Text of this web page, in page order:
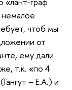
немалое
чтоб мы
от
ему дали
т.к. «по 4
– Е.А.) и